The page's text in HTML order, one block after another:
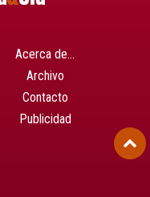
Acerca de…
Archivo
Contacto
Publicidad